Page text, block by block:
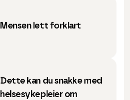
Mensen lett forklart
Dette kan du snakke med
helsesykepleier om